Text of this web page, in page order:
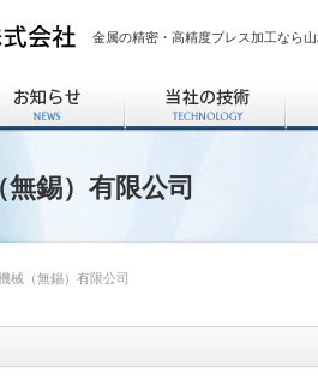
金属の精密・高精度プレス加工なら
錫）有限公司
械（無錫）有限公司